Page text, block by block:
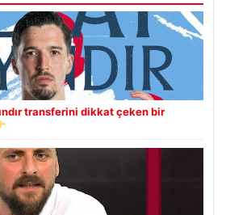
transferini dikkat çeken bir